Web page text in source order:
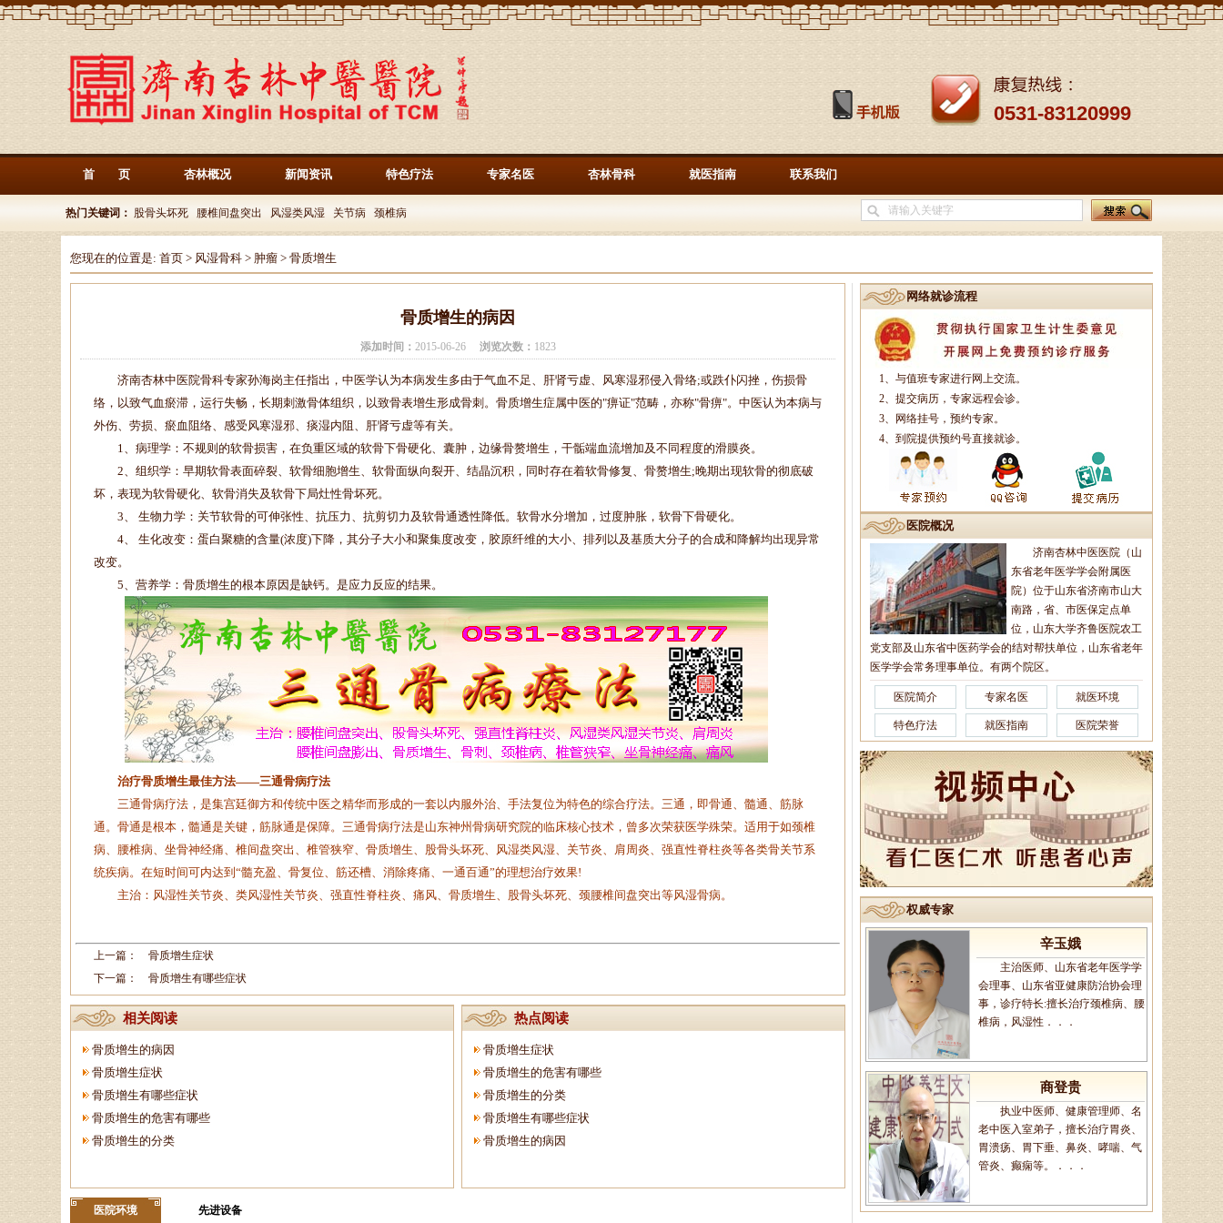
0531-83120999
首 页 杏林概况 新闻资讯 特色疗法 专家名医 杏林骨科 就医指南 联系我们
热门关键词： 股骨头坏死 腰椎间盘突出 风湿类风湿 关节病 颈椎病
您现在的位置是: 首页 > 风湿骨科 > 肿瘤 > 骨质增生
骨质增生的病因
添加时间： 2015-06-26 浏览次数： 1823
济南杏林中医院骨科专家孙海岗主任指出，中医学认为本病发生多由于气血不足、肝肾亏虚、风寒湿邪侵入骨络;或跌仆闪挫，伤损骨
络，以致气血瘀滞，运行失畅，长期刺激骨体组织，以致骨表增生形成骨刺。骨质增生症属中医的"痹证"范畴，亦称"骨痹"。中医认为本病与
外伤、劳损、瘀血阻络、感受风寒湿邪、痰湿内阻、肝肾亏虚等有关。
1、病理学：不规则的软骨损害，在负重区域的软骨下骨硬化、囊肿，边缘骨赘增生，干骺端血流增加及不同程度的滑膜炎。
2、组织学：早期软骨表面碎裂、软骨细胞增生、软骨面纵向裂开、结晶沉积，同时存在着软骨修复、骨赘增生;晚期出现软骨的彻底破
坏，表现为软骨硬化、软骨消失及软骨下局灶性骨坏死。
3、 生物力学：关节软骨的可伸张性、抗压力、抗剪切力及软骨通透性降低。软骨水分增加，过度肿胀，软骨下骨硬化。
4、 生化改变：蛋白聚糖的含量(浓度)下降，其分子大小和聚集度改变，胶原纤维的大小、排列以及基质大分子的合成和降解均出现异常
改变。
5、营养学：骨质增生的根本原因是缺钙。是应力反应的结果。
治疗骨质增生最佳方法——三通骨病疗法
三通骨病疗法，是集宫廷御方和传统中医之精华而形成的一套以内服外治、手法复位为特色的综合疗法。三通，即骨通、髓通、筋脉
通。骨通是根本，髓通是关键，筋脉通是保障。三通骨病疗法是山东神州骨病研究院的临床核心技术，曾多次荣获医学殊荣。适用于如颈椎
病、腰椎病、坐骨神经痛、椎间盘突出、椎管狭窄、骨质增生、股骨头坏死、风湿类风湿、关节炎、肩周炎、强直性脊柱炎等各类骨关节系
统疾病。在短时间可内达到“髓充盈、骨复位、筋还槽、消除疼痛、一通百通”的理想治疗效果!
主治：风湿性关节炎、类风湿性关节炎、强直性脊柱炎、痛风、骨质增生、股骨头坏死、颈腰椎间盘突出等风湿骨病。
上一篇： 骨质增生症状
下一篇： 骨质增生有哪些症状
相关阅读
骨质增生的病因
骨质增生症状
骨质增生有哪些症状
骨质增生的危害有哪些
骨质增生的分类
热点阅读
骨质增生症状
骨质增生的危害有哪些
骨质增生的分类
骨质增生有哪些症状
骨质增生的病因
医院环境 先进设备
网络就诊流程
1、与值班专家进行网上交流。
2、提交病历，专家远程会诊。
3、网络挂号，预约专家。
4、到院提供预约号直接就诊。
医院概况
济南杏林中医医院（山
东省老年医学学会附属医
院）位于山东省济南市山大
南路，省、市医保定点单
位，山东大学齐鲁医院农工
党支部及山东省中医药学会的结对帮扶单位，山东省老年
医学学会常务理事单位。有两个院区。
医院简介 专家名医 就医环境
特色疗法 就医指南 医院荣誉
权威专家
济南杏林中医医院院长、副主
任中医师、蔺氏三通正骨术非遗传
长、山东省老年医．．．
徐乐芳
中医副主任医师、骨病、风湿
病专家、中医妇科专家、山东省中
医学会风湿骨病专业委员会委员、
山东中医药学会．．．
杨润河
副主任中医师、济南市名中医
专家，擅长治疗颈肩腰腿痛：疼痛
麻木型颈椎病、眩晕型颈椎病、四
肢沉重型颈椎病．．．
李莹莹
主治医生、御医传人、健康管
理师，主治病种：1、微循环调
理：包括疲倦乏力、无食欲、消化
辛玉娥
主治医师、山东省老年医学学
会理事、山东省亚健康防治协会理
事，诊疗特长:擅长治疗颈椎病、腰
椎病，风湿性．．．
商登贵
执业中医师、健康管理师、名
老中医入室弟子，擅长治疗胃炎、
胃溃疡、胃下垂、鼻炎、哮喘、气
管炎、癫痫等。．．．